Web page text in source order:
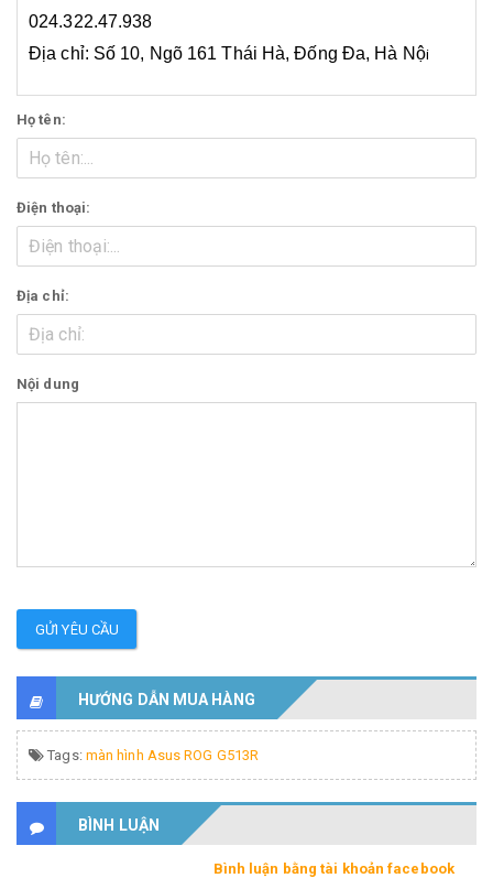
024.322.47.938
Địa chỉ: Số 10, Ngõ 161 Thái Hà, Đống Đa, Hà Nội
Họ tên:
Điện thoại:
Địa chỉ:
Nội dung
GỬI YÊU CẦU
HƯỚNG DẪN MUA HÀNG
Tags: màn hình Asus ROG G513R
BÌNH LUẬN
Bình luận bằng tài khoản facebook